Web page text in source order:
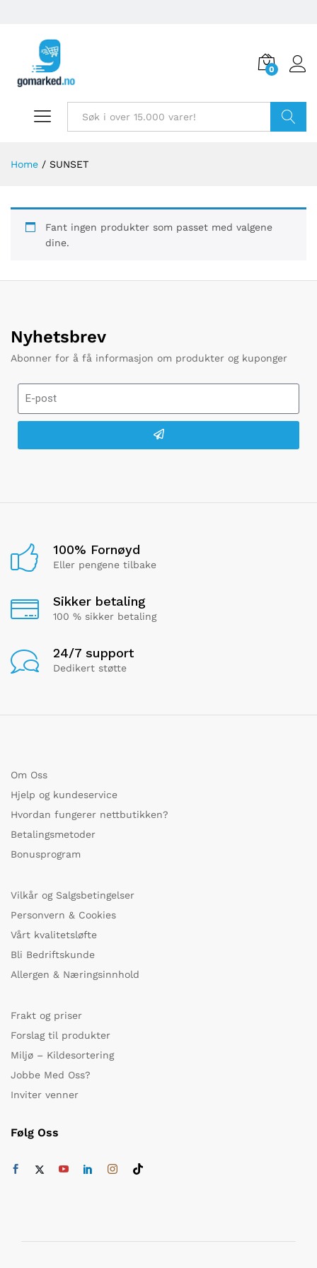
0
Home / SUNSET
Fant ingen produkter som passet med valgene
dine.
Nyhetsbrev
Abonner for å få informasjon om produkter og kuponger
100% Fornøyd
Eller pengene tilbake
Sikker betaling
100 % sikker betaling
24/7 support
Dedikert støtte
Om Oss
Hjelp og kundeservice
Hvordan fungerer nettbutikken?
Betalingsmetoder
Bonusprogram
Vilkår og Salgsbetingelser
Personvern & Cookies
Vårt kvalitetsløfte
Bli Bedriftskunde
Allergen & Næringsinnhold
Frakt og priser
Forslag til produkter
Miljø – Kildesortering
Jobbe Med Oss?
Inviter venner
Følg Oss